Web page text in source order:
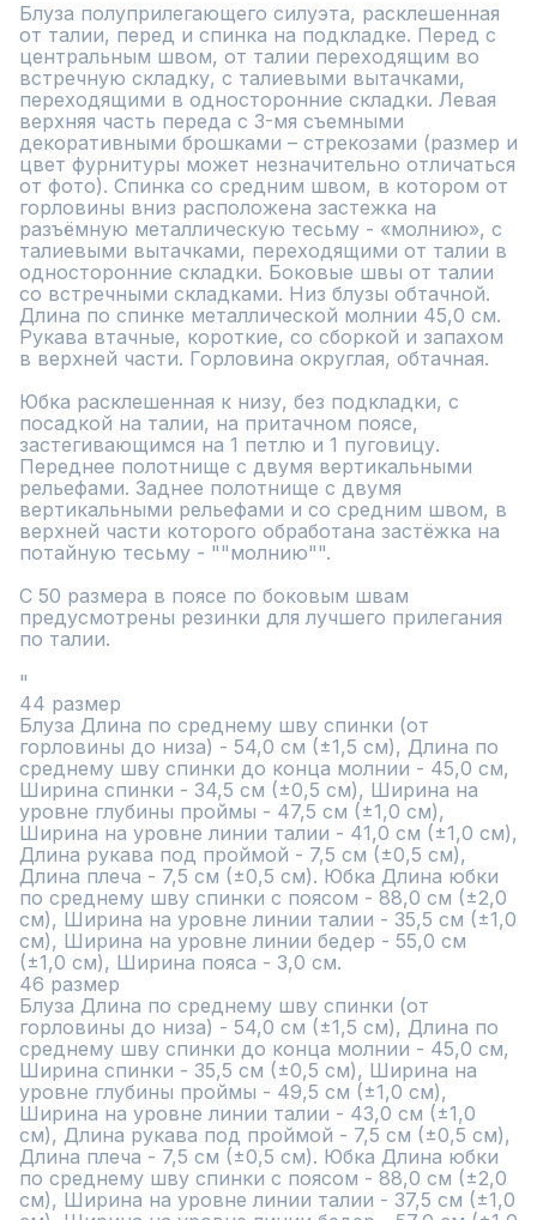
Блуза полуприлегающего силуэта, расклешенная
от талии, перед и спинка на подкладке. Перед с
центральным швом, от талии переходящим во
встречную складку, с талиевыми вытачками,
переходящими в односторонние складки. Левая
верхняя часть переда с 3-мя съемными
декоративными брошками – стрекозами (размер и
цвет фурнитуры может незначительно отличаться
от фото). Спинка со средним швом, в котором от
горловины вниз расположена застежка на
разъёмную металлическую тесьму - «молнию», с
талиевыми вытачками, переходящими от талии в
односторонние складки. Боковые швы от талии
со встречными складками. Низ блузы обтачной.
Длина по спинке металлической молнии 45,0 см.
Рукава втачные, короткие, со сборкой и запахом
в верхней части. Горловина округлая, обтачная.
Юбка расклешенная к низу, без подкладки, с
посадкой на талии, на притачном поясе,
застегивающимся на 1 петлю и 1 пуговицу.
Переднее полотнище с двумя вертикальными
рельефами. Заднее полотнище с двумя
вертикальными рельефами и со средним швом, в
верхней части которого обработана застёжка на
потайную тесьму - ""молнию"".
С 50 размера в поясе по боковым швам
предусмотрены резинки для лучшего прилегания
по талии.
"
44 размер
Блуза Длина по среднему шву спинки (от
горловины до низа) - 54,0 см (±1,5 см), Длина по
среднему шву спинки до конца молнии - 45,0 см,
Ширина спинки - 34,5 см (±0,5 см), Ширина на
уровне глубины проймы - 47,5 см (±1,0 см),
Ширина на уровне линии талии - 41,0 см (±1,0 см),
Длина рукава под проймой - 7,5 см (±0,5 см),
Длина плеча - 7,5 см (±0,5 см). Юбка Длина юбки
по среднему шву спинки с поясом - 88,0 см (±2,0
см), Ширина на уровне линии талии - 35,5 см (±1,0
см), Ширина на уровне линии бедер - 55,0 см
(±1,0 см), Ширина пояса - 3,0 см.
46 размер
Блуза Длина по среднему шву спинки (от
горловины до низа) - 54,0 см (±1,5 см), Длина по
среднему шву спинки до конца молнии - 45,0 см,
Ширина спинки - 35,5 см (±0,5 см), Ширина на
уровне глубины проймы - 49,5 см (±1,0 см),
Ширина на уровне линии талии - 43,0 см (±1,0
см), Длина рукава под проймой - 7,5 см (±0,5 см),
Длина плеча - 7,5 см (±0,5 см). Юбка Длина юбки
по среднему шву спинки с поясом - 88,0 см (±2,0
см), Ширина на уровне линии талии - 37,5 см (±1,0